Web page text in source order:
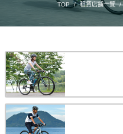
TOP 租賃店舖一覽